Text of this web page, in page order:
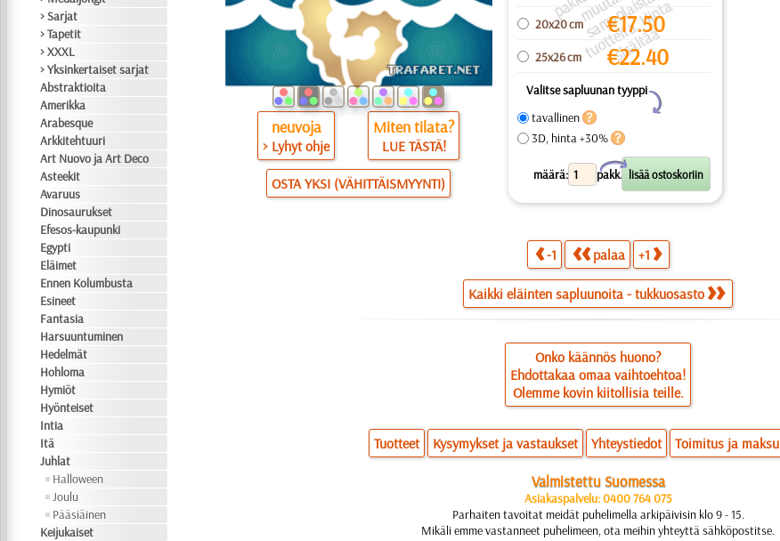
> Sarjat
> Tapetit
> XXXL
> Yksinkertaiset sarjat
Abstraktioita
Amerikka
Arabesque
Arkkitehtuuri
Art Nuovo ja Art Deco
Asteekit
Avaruus
Dinosaurukset
Efesos-kaupunki
Egypti
Eläimet
Ennen Kolumbusta
Esineet
Fantasia
Harsuuntuminen
Hedelmät
Hohloma
Hymiöt
Hyönteiset
Intia
Itä
Juhlat
Halloween
Joulu
Pääsiäinen
Keijukaiset
neuvoja
> Lyhyt ohje
Miten tilata?
LUE TÄSTÄ!
OSTA YKSI (VÄHITTÄISMYYNTI)
a
a
u
a
s
ai
a
ei
a
ä
20x20 cm €17.50
25x26 cm €22.40
Valitse sapluunan tyyppi
Y
tavallinen
3D, hinta +30%
määrä: pakk.
X
-1 palaa +1
Kaikki eläinten sapluunoita - tukkuosasto
Onko käännös huono?
Ehdottakaa omaa vaihtoehtoa!
Olemme kovin kiitollisia teille.
Tuotteet Kysymykset ja vastaukset Yhteystiedot Toimitus ja maksu
Valmistettu Suomessa
Asiakaspalvelu: 0400 764 075
Parhaiten tavoitat meidät puhelimella arkipäivisin klo 9 - 15.
Mikäli emme vastanneet puhelimeen, ota meihin yhteyttä sähköpostitse.